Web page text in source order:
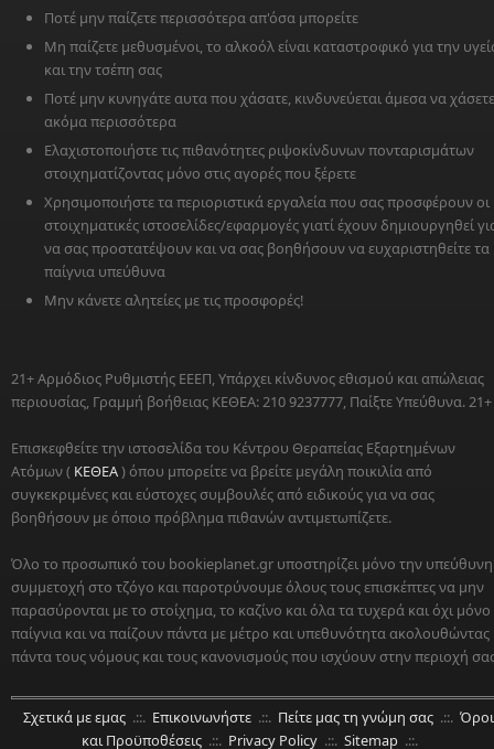
Ποτέ μην παίζετε περισσότερα απ'όσα μπορείτε
Μη παίζετε μεθυσμένοι, το αλκοόλ είναι καταστροφικό για την
και την τσέπη σας
Ποτέ μην κυνηγάτε αυτα που χάσατε, κινδυνεύεται άμεσα να χάσετε
ακόμα περισσότερα
Ελαχιστοποιήστε τις πιθανότητες ριψοκίνδυνων πονταρισμάτων
στοιχηματίζοντας μόνο στις αγορές που ξέρετε
Χρησιμοποιήστε τα περιοριστικά εργαλεία που σας προσφέρουν οι
στοιχηματικές ιστοσελίδες/εφαρμογές γιατί έχουν δημιουργηθεί
να σας προστατέψουν και να σας βοηθήσουν να ευχαριστηθείτε τα
παίγνια υπεύθυνα
Μην κάνετε αλητείες με τις προσφορές!
21+ Αρμόδιος Ρυθμιστής ΕΕΕΠ, Υπάρχει κίνδυνος εθισμού και απώλειας
περιουσίας, Γραμμή βοήθειας ΚΕΘΕΑ: 210 9237777, Παίξτε Υπεύθυνα. 21+
Επισκεφθείτε την ιστοσελίδα του Κέντρου Θεραπείας Εξαρτημένων
Ατόμων ( ΚΕΘΕΑ) όπου μπορείτε να βρείτε μεγάλη ποικιλία από
συγκεκριμένες και εύστοχες συμβουλές από ειδικούς για να σας
βοηθήσουν με όποιο πρόβλημα πιθανών αντιμετωπίζετε.
Όλο το προσωπικό του bookieplanet.gr υποστηρίζει μόνο την υπεύθυνη
συμμετοχή στο τζόγο και παροτρύνουμε όλους τους επισκέπτες να μην
παρασύρονται με το στοίχημα, το καζίνο και όλα τα τυχερά και όχι μόνο
παίγνια και να παίζουν πάντα με μέτρο και υπεθυνότητα ακολουθώντας
πάντα τους νόμους και τους κανονισμούς που ισχύουν στην περιοχή
Σχετικά με εμας .::. Επικοινωνήστε .::. Πείτε μας τη γνώμη σας .::. Όροι
και Προϋποθέσεις .::. Privacy Policy .::. Sitemap .::.